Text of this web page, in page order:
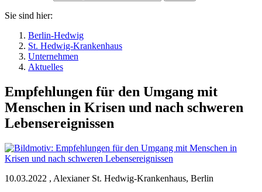
Sie sind hier:
Berlin-Hedwig
St. Hedwig-Krankenhaus
Unternehmen
Aktuelles
Empfehlungen für den Umgang mit
Menschen in Krisen und nach schweren
Lebensereignissen
10.03.2022 , Alexianer St. Hedwig-Krankenhaus, Berlin